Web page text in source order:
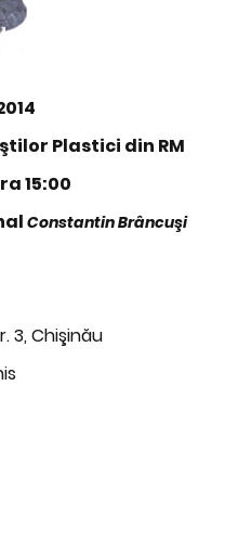
Plastici din RM
15:00
Constantin Brâncuşi
3, Chişinău